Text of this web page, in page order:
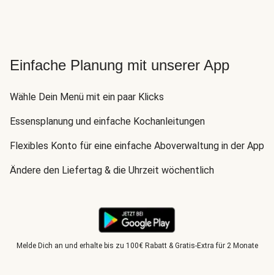
Einfache Planung mit unserer App
Wähle Dein Menü mit ein paar Klicks
Essensplanung und einfache Kochanleitungen
Flexibles Konto für eine einfache Aboverwaltung in der App
Ändere den Liefertag & die Uhrzeit wöchentlich
Melde Dich an und erhalte bis zu 100€ Rabatt & Gratis-Extra für 2 Monate